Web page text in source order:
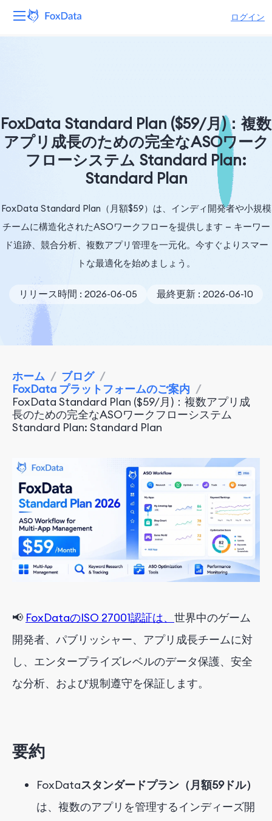
ログイン
リソース
会社
FoxData Standard Plan ($59/月)：複数
アプリ成長のための完全なASOワーク
フローシステム Standard Plan:
Standard Plan
FoxData Standard Plan（月額$59）は、インディ開発者や小規模
チームに構造化されたASOワークフローを提供します — キーワー
ド追跡、競合分析、複数アプリ管理を一元化。今すぐよりスマー
トな最適化を始めましょう。
リリース時間 : 2026-06-05 最終更新 : 2026-06-10
ホーム / ブログ /
FoxData プラットフォームのご案内 /
FoxData Standard Plan ($59/月)：複数アプリ成
長のための完全なASOワークフローシステム
Standard Plan: Standard Plan
📢 FoxDataのISO 27001認証は、 世界中のゲーム
開発者、パブリッシャー、アプリ成長チームに対
し、エンタープライズレベルのデータ保護、安全
な分析、および規制遵守を保証します。
要約
FoxDataスタンダードプラン（月額59ドル）
は、 複数のアプリを管理するインディーズ開